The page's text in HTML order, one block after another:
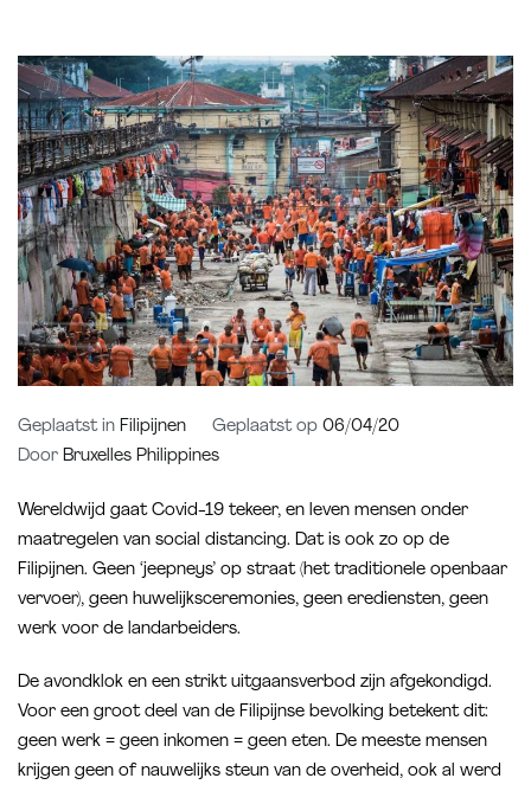
Geplaatst in Filipijnen Geplaatst op 06/04/20
Door Bruxelles Philippines
Wereldwijd gaat Covid-19 tekeer, en leven mensen onder
maatregelen van social distancing. Dat is ook zo op de
Filipijnen. Geen ‘jeepneys’ op straat (het traditionele openbaar
vervoer), geen huwelijksceremonies, geen erediensten, geen
werk voor de landarbeiders.
De avondklok en een strikt uitgaansverbod zijn afgekondigd.
Voor een groot deel van de Filipijnse bevolking betekent dit:
geen werk = geen inkomen = geen eten. De meeste mensen
krijgen geen of nauwelijks steun van de overheid, ook al werd